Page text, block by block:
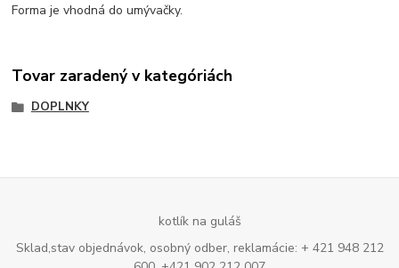
Forma je vhodná do umývačky.
Tovar zaradený v kategóriách
DOPLNKY
kotlík na guláš
Sklad,stav objednávok, osobný odber, reklamácie: + 421 948 212